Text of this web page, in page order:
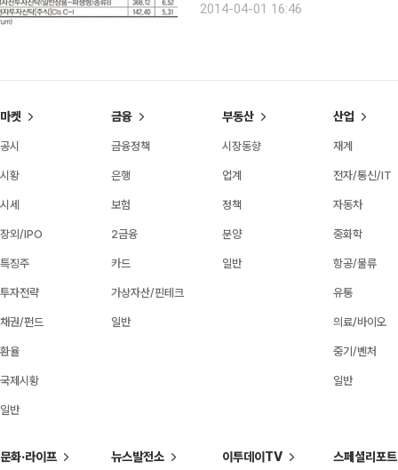
2014-04-01 16:46
마켓
공시
시황
시세
장외/IPO
특징주
투자전략
채권/펀드
환율
국제시황
일반
금융
금융정책
은행
보험
2금융
카드
가상자산/핀테크
일반
부동산
시장동향
업계
정책
분양
일반
산업
재계
전자/통신/IT
자동차
중화학
항공/물류
유통
의료/바이오
중기/벤처
일반
문화·라이프 뉴스발전소 이투데이TV 스페셜리포트